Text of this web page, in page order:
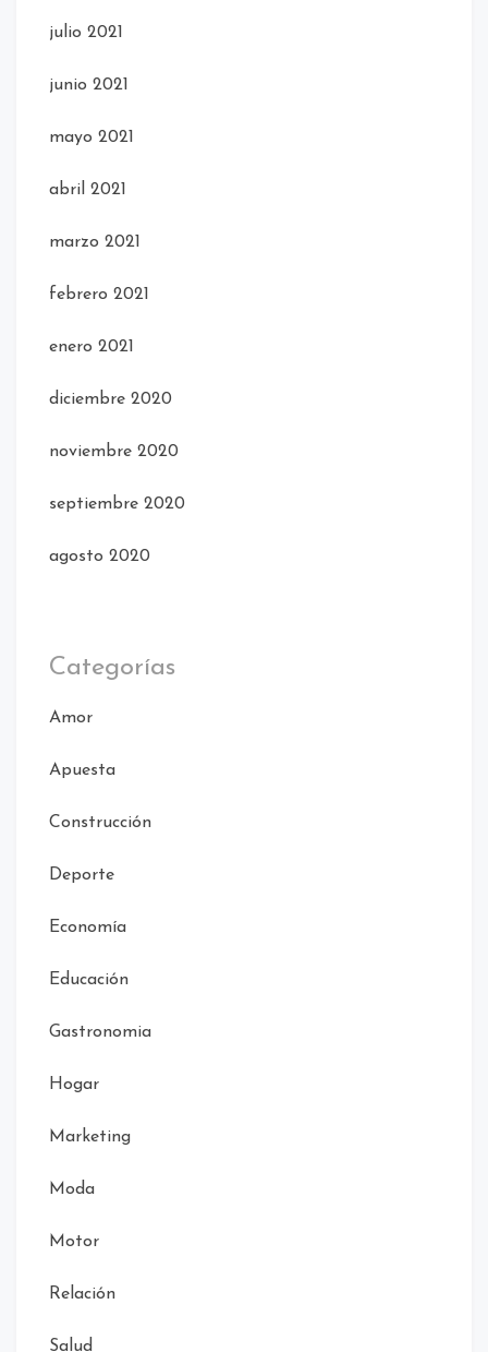
julio 2021
junio 2021
mayo 2021
abril 2021
marzo 2021
febrero 2021
enero 2021
diciembre 2020
noviembre 2020
septiembre 2020
agosto 2020
Categorías
Amor
Apuesta
Construcción
Deporte
Economía
Educación
Gastronomia
Hogar
Marketing
Moda
Motor
Relación
Salud